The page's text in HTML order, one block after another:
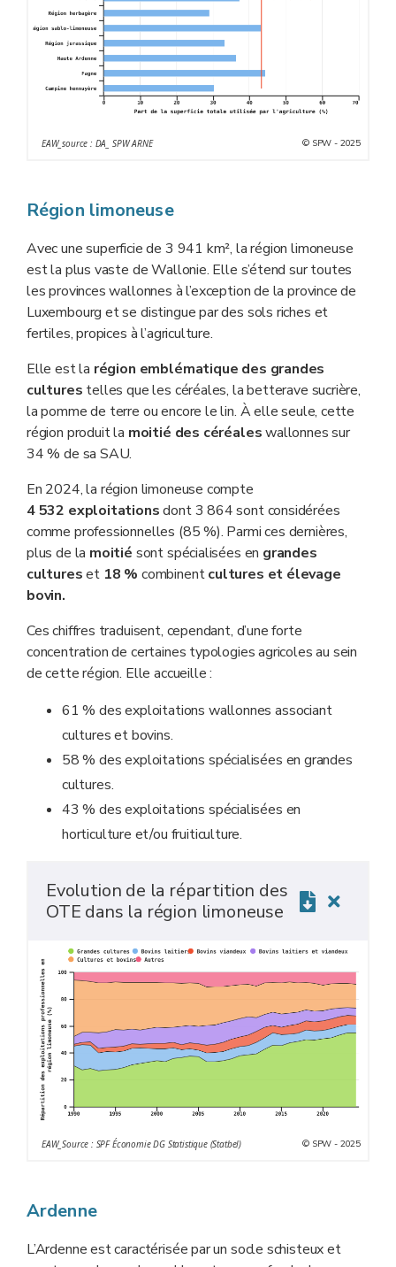
EAW_source : DA_ SPW ARNE © SPW - 2025
Région limoneuse
Avec une superficie de 3 941 km², la région limoneuse
est la plus vaste de Wallonie. Elle s’étend sur toutes
les provinces wallonnes à l’exception de la province de
Luxembourg et se distingue par des sols riches et
fertiles, propices à l’agriculture.
Elle est la région emblématique des grandes
cultures telles que les céréales, la betterave sucrière,
la pomme de terre ou encore le lin. À elle seule, cette
région produit la moitié des céréaleswallonnes sur
34 % de sa SAU.
En 2024, la région limoneuse compte
4 532 exploitationsdont 3 864 sont considérées
comme professionnelles (85 %). Parmi ces dernières,
plus de la moitié sont spécialisées en grandes
cultureset 18 % combinentcultures et élevage
bovin.
Ces chiffres traduisent, cependant, d’une forte
concentration de certaines typologies agricoles au sein
de cette région. Elle accueille :
61 % des exploitations wallonnes associant
cultures et bovins.
58 % des exploitations spécialisées en grandes
cultures.
43 % des exploitations spécialisées en
horticulture et/ou fruiticulture.
Evolution de la répartition des
OTE dans la région limoneuse
EAW_Source : SPF Économie DG Statistique (Statbel) © SPW - 2025
Ardenne
L’Ardenne est caractérisée par un socle schisteux et